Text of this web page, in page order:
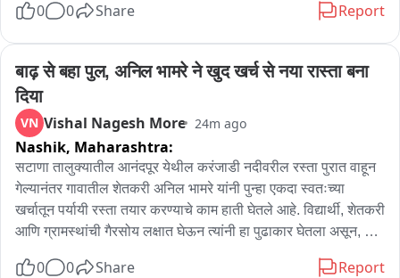
नातेवाईकांकडे गेल्या होत्या. त्यामुळे त्यांचे घर बंद होते, त्या अकोल्यात
निदर्शनास आले. घरात प्रवेश केल्यानंतर सर्व खोल्यांचे दरवाजे उघडे असून
कपाटातील सामान अस्ताव्यस्त फेकून दिल्याचे दिसून आले. तपासणी केली
असता कपाटातून सुमारे १० ग्रॅम वजनाचे सोन्याचे दागिने आणि सुमारे ६०
हजार रुपयांची रोकड चोरीला गेल्याचे स्पष्ट झाले.
0 0 Share Report
बाढ़ से बहा पुल, अनिल भामरे ने खुद खर्च से नया रास्ता बना
दिया
VN Vishal Nagesh More 24m ago
Nashik, Maharashtra:
सटाणा तालुक्यातील आनंदपूर येथील करंजाडी नदीवरील रस्ता पुरात वाहून
गेल्यानंतर गावातील शेतकरी अनिल भामरे यांनी पुन्हा एकदा स्वतःच्या
खर्चातून पर्यायी रस्ता तयार करण्याचे काम हाती घेतले आहे. विद्यार्थी, शेतकरी
आणि ग्रामस्थांची गैरसोय लक्षात घेऊन त्यांनी हा पुढाकार घेतला असून, या
0 0 Share Report